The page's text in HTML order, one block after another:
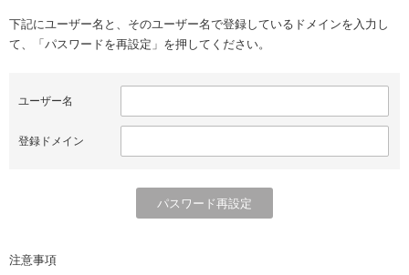
下記にユーザー名と、そのユーザー名で登録しているドメインを入力し
て、「パスワードを再設定」を押してください。
ユーザー名
登録ドメイン
注意事項